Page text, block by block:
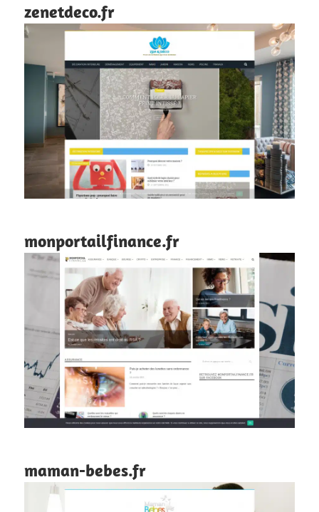
zenetdeco.fr
monportailfinance.fr
maman-bebes.fr